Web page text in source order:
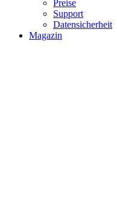
Preise
Support
Datensicherheit
Magazin